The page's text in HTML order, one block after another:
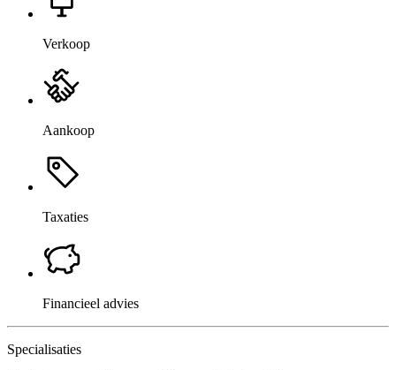
Verkoop
Aankoop
Taxaties
Financieel advies
Specialisaties